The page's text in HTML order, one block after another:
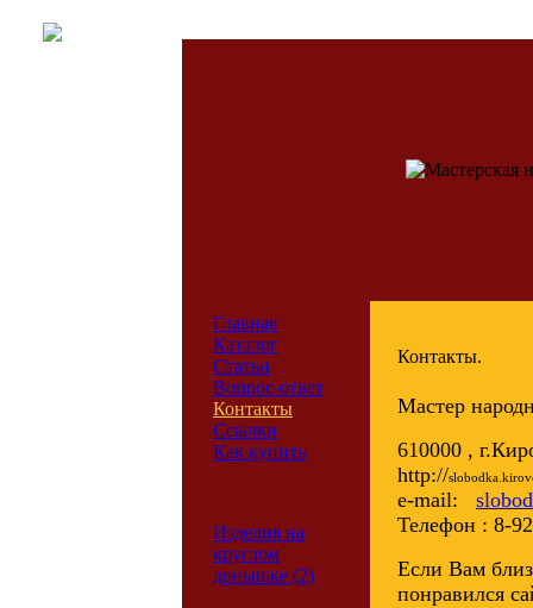
Главная
Каталог
Статьи
Вопрос-ответ
Контакты
Ссылки
Как купить
Изделия на
круглом
донышке (2)
Контакты.
Мастер
610000 ,
http://
e-mail:
Телефон : 8-
Если Вам
понравился